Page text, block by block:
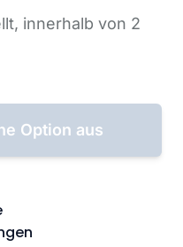
innerhalb von 2
Option aus